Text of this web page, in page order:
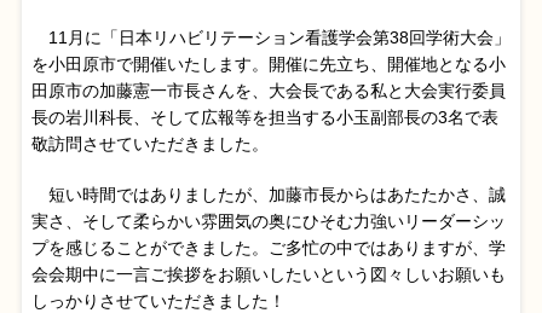
11月に「日本リハビリテーション看護学会第38回学術大会」
を小田原市で開催いたします。開催に先立ち、開催地となる小
田原市の加藤憲一市長さんを、大会長である私と大会実行委員
長の岩川科長、そして広報等を担当する小玉副部長の3名で表
敬訪問させていただきました。
短い時間ではありましたが、加藤市長からはあたたかさ、誠
実さ、そして柔らかい雰囲気の奥にひそむ力強いリーダーシッ
プを感じることができました。ご多忙の中ではありますが、学
会会期中に一言ご挨拶をお願いしたいという図々しいお願いも
しっかりさせていただきました！